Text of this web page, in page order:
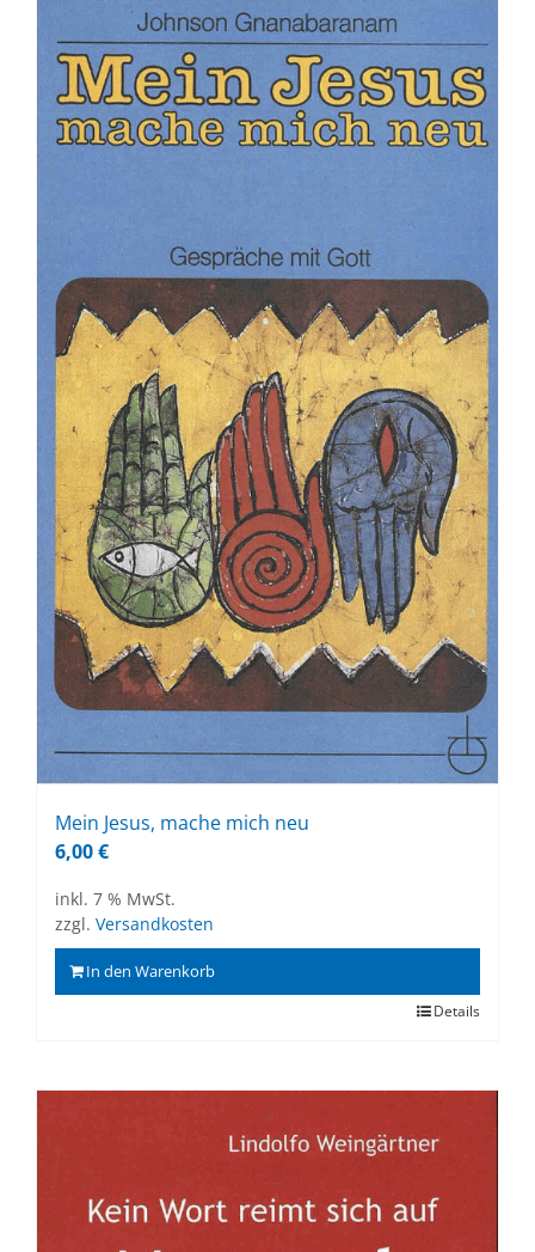
Mein Je­sus, ma­che mich neu
6,00€
inkl. 7 % MwSt.
zzgl. Versandkosten
In den Warenkorb
Details